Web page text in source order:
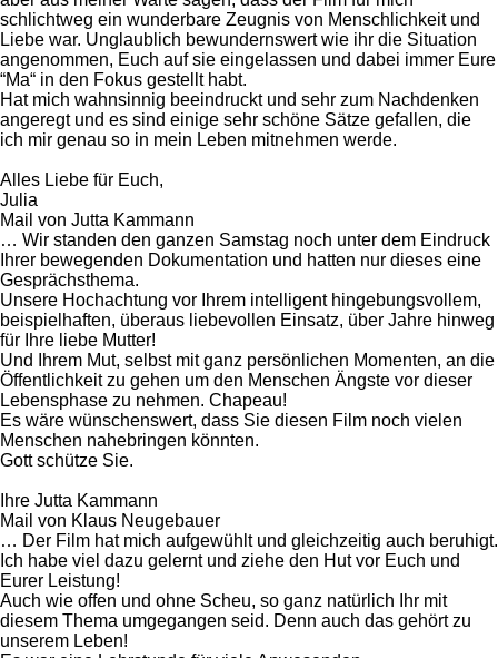
schlichtweg ein wunderbare Zeugnis von Menschlichkeit und
Liebe war. Unglaublich bewundernswert wie ihr die Situation
angenommen, Euch auf sie eingelassen und dabei immer Eure
“Ma“ in den Fokus gestellt habt.
Hat mich wahnsinnig beeindruckt und sehr zum Nachdenken
angeregt und es sind einige sehr schöne Sätze gefallen, die
ich mir genau so in mein Leben mitnehmen werde.
Alles Liebe für Euch,
Julia
Mail von Jutta Kammann
… Wir standen den ganzen Samstag noch unter dem Eindruck
Ihrer bewegenden Dokumentation und hatten nur dieses eine
Gesprächsthema.
Unsere Hochachtung vor Ihrem intelligent hingebungsvollem,
beispielhaften, überaus liebevollen Einsatz, über Jahre hinweg
für Ihre liebe Mutter!
Und Ihrem Mut, selbst mit ganz persönlichen Momenten, an die
Öffentlichkeit zu gehen um den Menschen Ängste vor dieser
Lebensphase zu nehmen. Chapeau!
Es wäre wünschenswert, dass Sie diesen Film noch vielen
Menschen nahebringen könnten.
Gott schütze Sie.
Ihre Jutta Kammann
Mail von Klaus Neugebauer
… Der Film hat mich aufgewühlt und gleichzeitig auch beruhigt.
Ich habe viel dazu gelernt und ziehe den Hut vor Euch und
Eurer Leistung!
Auch wie offen und ohne Scheu, so ganz natürlich Ihr mit
diesem Thema umgegangen seid. Denn auch das gehört zu
unserem Leben!